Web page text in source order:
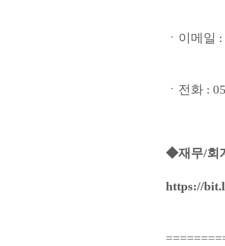
ㆍ이메일
ㆍ전화 :
◆재무/회
https://